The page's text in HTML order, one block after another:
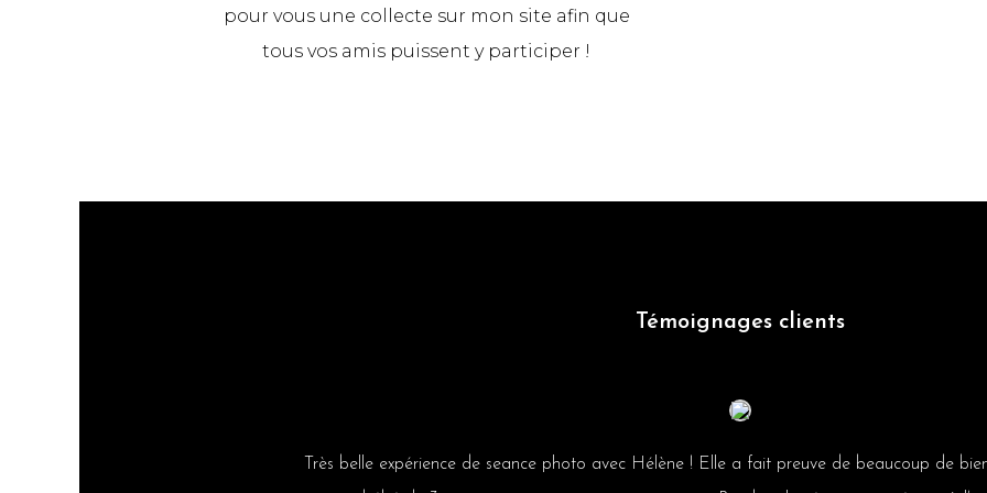
pour vous une collecte sur mon site afin que
tous vos amis puissent y participer !
Témoignages clients
Très belle expérience de seance photo avec Hélène ! Elle a fait preuve de beaucoup de